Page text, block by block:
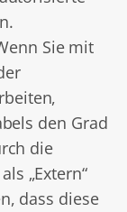
Sie mit
den Grad
die
„Extern“
dass diese